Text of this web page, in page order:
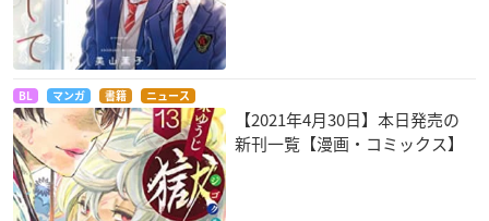
BL マンガ 書籍 ニュース
【2021年4月30日】本日発売の
新刊一覧【漫画・コミックス】